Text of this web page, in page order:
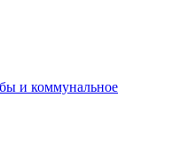
и коммунальное